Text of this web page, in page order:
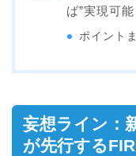
ば”実現可能
ポイント
妄想ライン：
が先行する